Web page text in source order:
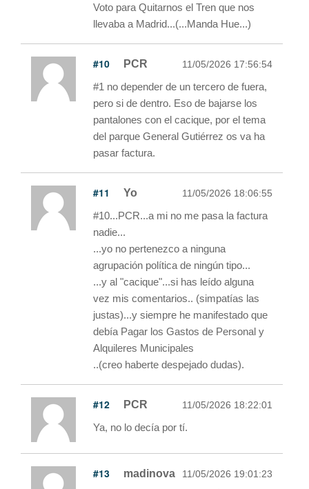
Voto para Quitarnos el Tren que nos
llevaba a Madrid...(...Manda Hue...)
#10 PCR 11/05/2026 17:56:54
#1 no depender de un tercero de fuera,
pero si de dentro. Eso de bajarse los
pantalones con el cacique, por el tema
del parque General Gutiérrez os va ha
pasar factura.
#11 Yo 11/05/2026 18:06:55
#10...PCR...a mi no me pasa la factura
nadie...
...yo no pertenezco a ninguna
agrupación política de ningún tipo...
...y al "cacique"...si has leído alguna
vez mis comentarios.. (simpatías las
justas)...y siempre he manifestado que
debía Pagar los Gastos de Personal y
Alquileres Municipales
..(creo haberte despejado dudas).
#12 PCR 11/05/2026 18:22:01
Ya, no lo decía por tí.
#13 madinova 11/05/2026 19:01:23